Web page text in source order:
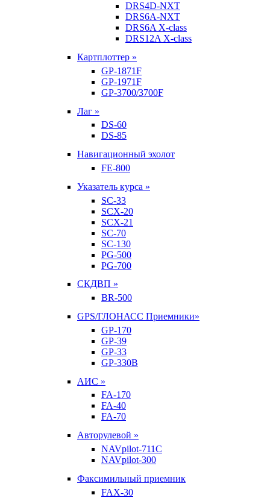
DRS4D-NXT
DRS6A-NXT
DRS6A X-class
DRS12A X-class
Картплоттер »
GP-1871F
GP-1971F
GP-3700/3700F
Лаг »
DS-60
DS-85
Навигационный эхолот
FE-800
Указатель курса »
SC-33
SCX-20
SCX-21
SC-70
SC-130
PG-500
PG-700
СКДВП »
BR-500
GPS/ГЛОНАСС Приемники»
GP-170
GP-39
GP-33
GP-330B
АИС »
FA-170
FA-40
FA-70
Авторулевой »
NAVpilot-711С
NAVpilot-300
Факсимильный приемник
FAX-30